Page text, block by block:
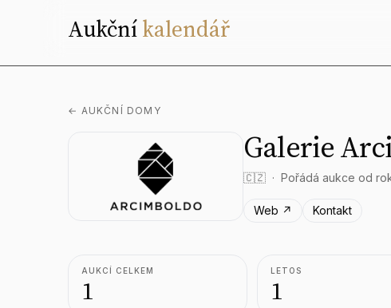
Aukčníkalendář
← AUKČNÍ DOMY
Galerie
🇨🇿 Pořádá aukce od
Web ↗ Kontakt
AUKCÍ CELKEM
1
LETOS
1